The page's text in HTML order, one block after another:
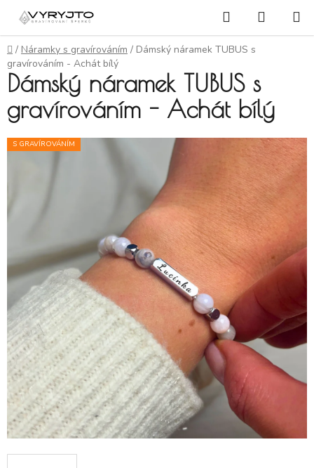
Přejít na obsah Hledat
Domů
/ Náramky s gravírováním / Dámský náramek TUBUS s
gravírováním - Achát bílý
Dámský náramek TUBUS s
gravírováním - Achát bílý
S GRAVÍROVÁNÍM